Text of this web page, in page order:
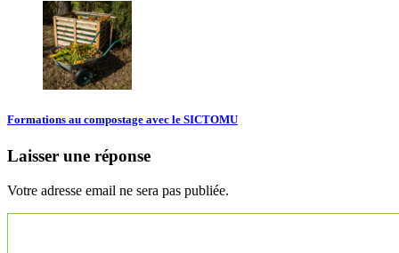
Formations au compostage avec le SICTOMU
Laisser une réponse
Votre adresse email ne sera pas publiée.